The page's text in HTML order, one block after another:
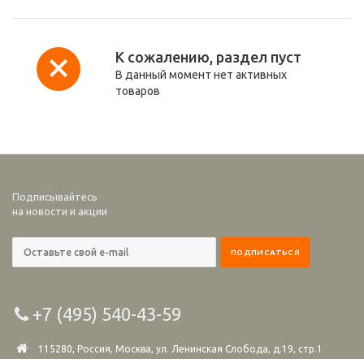
К сожалению, раздел пуст
В данный момент нет активных
товаров
Подписывайтесь
на новости и акции
+7 (495) 540-43-59
115280, Россия, Москва, ул. Ленинская Слобода, д.19, стр.1